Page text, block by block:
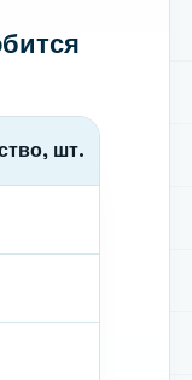
шт.